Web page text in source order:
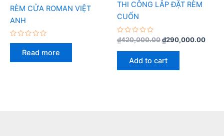
RÈM CỬA ROMAN VIỆT
ANH
Rated
Read more
THI CÔNG LẮP ĐẶT RÈM
CUỐN
Rated
0
out
₫420,000.00₫290,000.00
Add to cart